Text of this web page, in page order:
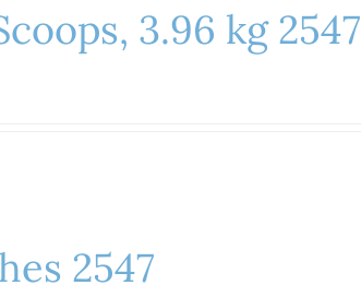
3.96 kg 2547
2547